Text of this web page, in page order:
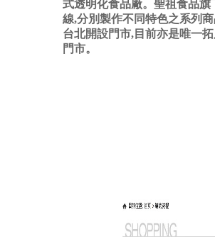
式透明化食品廠。聖祖食品
線,分別製作不同特色之系列
台北開設門市,目前亦是唯一
門市。